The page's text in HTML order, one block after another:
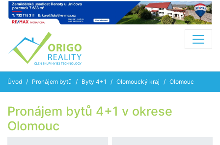
Úvod Pronájem bytů Byty 4+1 Olomoucký kraj Olomouc
Pronájem bytů 4+1 v okrese
Olomouc